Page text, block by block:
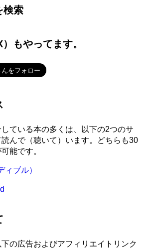
検索
もやってます。
ている本の多くは、以下の2つのサ
んで（聴いて）います。どちらも30
能です。
ィブル）
の広告およびアフィリエイトリンク